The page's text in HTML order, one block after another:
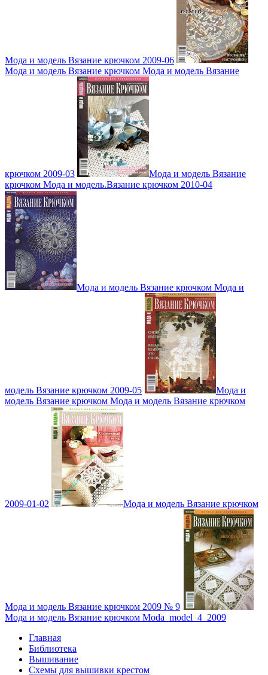
Мода и модель Вязание крючком 2009-06
Мода и модель Вязание крючком Мода и модель Вязание
крючком 2009-03
Мода и модель Вязание
крючком Мода и модель.Вязание крючком 2010-04
Мода и модель Вязание крючком Мода и
модель Вязание крючком 2009-05
Мода и
модель Вязание крючком Мода и модель Вязание крючком
2009-01-02 Мода и модель Вязание крючком
Мода и модель Вязание крючком 2009 № 9
Мода и модель Вязание крючком Moda_model_4_2009
Главная
Библиотека
Вышивание
Схемы для вышивки крестом